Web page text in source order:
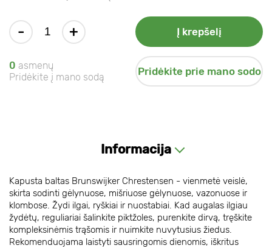
- + Į krepšelį
0 asmenų
Pridėkite į mano sodą
Pridėkite prie mano sodo
Informacija
Kapusta baltas Brunswijker Chrestensen - vienmetė veislė,
skirta sodinti gėlynuose, mišriuose gėlynuose, vazonuose ir
klombose. Žydi ilgai, ryškiai ir nuostabiai. Kad augalas ilgiau
žydėtų, reguliariai šalinkite piktžoles, purenkite dirvą, tręškite
kompleksinėmis trąšomis ir nuimkite nuvytusius žiedus.
Rekomenduojama laistyti sausringomis dienomis, iškritus